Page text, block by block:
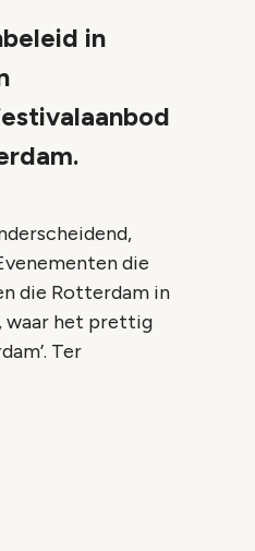
in
die
die Rotterdam in
waar het prettig
Ter